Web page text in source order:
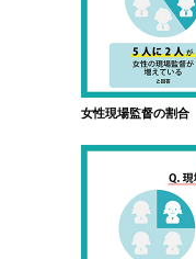
女性現場監督の割合